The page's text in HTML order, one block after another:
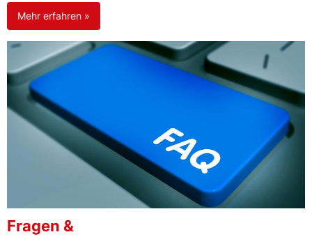
Mehr erfahren »
Fragen &